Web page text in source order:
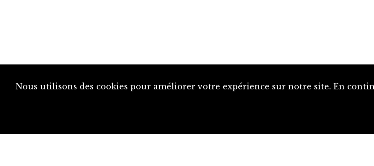
Nous utilisons des cookies pour améliorer votre expérience sur notre site. En